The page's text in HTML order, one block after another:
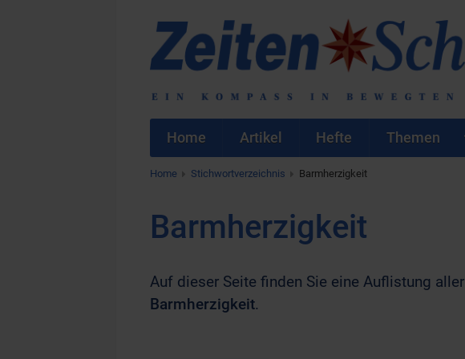
Home Artikel Hefte Themen
Home Stichwortverzeichnis Barmherzigkeit
Barmherzigkeit
Auf dieser Seite finden Sie eine Auflistung aller
Barmherzigkeit.